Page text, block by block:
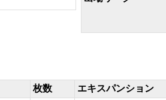
枚数 エキスパンション